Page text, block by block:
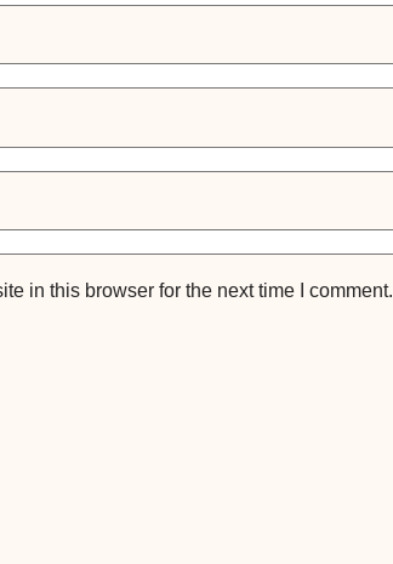
in this browser for the next time I comment.